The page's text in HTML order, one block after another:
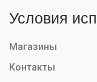
Условия
Магазины
Контакты